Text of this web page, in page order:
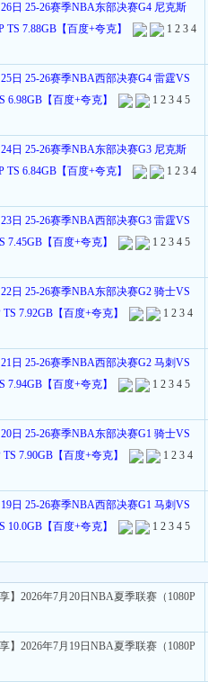
日 25-26赛季NBA东部决赛G4 尼克斯
TS 7.88GB【百度+夸克】
1 2 3 4
日 25-26赛季NBA西部决赛G4 雷霆VS
6.98GB【百度+夸克】
1 2 3 4 5
日 25-26赛季NBA东部决赛G3 尼克斯
TS 6.84GB【百度+夸克】
1 2 3 4
日 25-26赛季NBA西部决赛G3 雷霆VS
7.45GB【百度+夸克】
1 2 3 4 5
日 25-26赛季NBA东部决赛G2 骑士VS
7.92GB【百度+夸克】
1 2 3 4
日 25-26赛季NBA西部决赛G2 马刺VS
7.94GB【百度+夸克】
1 2 3 4 5
日 25-26赛季NBA东部决赛G1 骑士VS
7.90GB【百度+夸克】
1 2 3 4
日 25-26赛季NBA西部决赛G1 马刺VS
10.0GB【百度+夸克】
1 2 3 4 5
】2026年7月20日NBA夏季联赛（1080P
】2026年7月19日NBA夏季联赛（1080P